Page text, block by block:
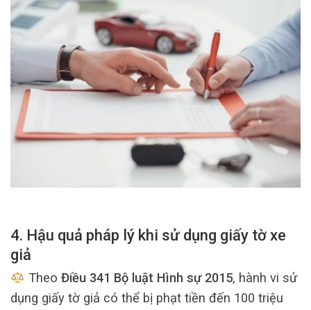
4. Hậu quả pháp lý khi sử dụng giấy tờ xe
giả
Theo Điều 341 Bộ luật Hình sự 2015, hành vi sử
dụng giấy tờ giả có thể bị phạt tiền đến 100 triệu